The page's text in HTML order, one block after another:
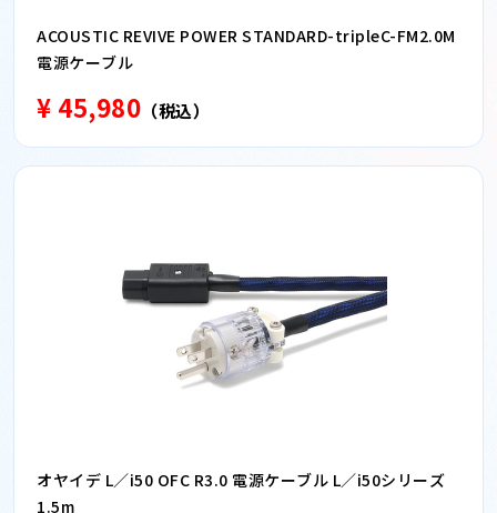
ACOUSTIC REVIVE POWER STANDARD-tripleC-FM2.0M
電源ケーブル
¥ 45,980 （税込）
オヤイデ L／i50 OFC R3.0 電源ケーブル L／i50シリーズ
1.5m